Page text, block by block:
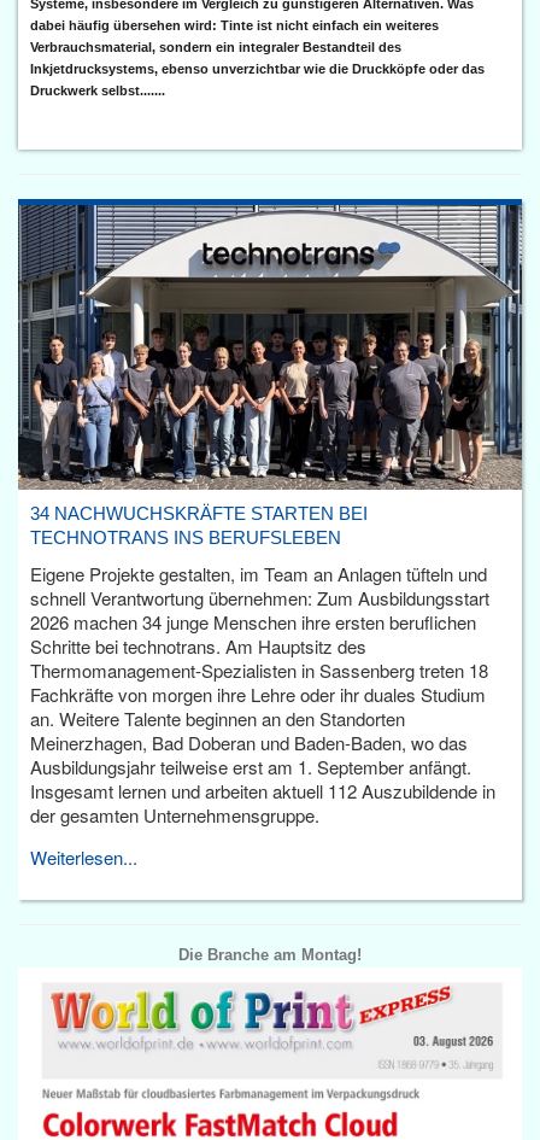
Systeme, insbesondere im Vergleich zu günstigeren Alternativen. Was
dabei häufig übersehen wird: Tinte ist nicht einfach ein weiteres
Verbrauchsmaterial, sondern ein integraler Bestandteil des
Inkjetdrucksystems, ebenso unverzichtbar wie die Druckköpfe oder das
Druckwerk selbst.......
34 NACHWUCHSKRÄFTE STARTEN BEI
TECHNOTRANS INS BERUFSLEBEN
Eigene Projekte gestalten, im Team an Anlagen tüfteln und
schnell Verantwortung übernehmen: Zum Ausbildungsstart
2026 machen 34 junge Menschen ihre ersten beruflichen
Schritte bei technotrans. Am Hauptsitz des
Thermomanagement-Spezialisten in Sassenberg treten 18
Fachkräfte von morgen ihre Lehre oder ihr duales Studium
an. Weitere Talente beginnen an den Standorten
Meinerzhagen, Bad Doberan und Baden-Baden, wo das
Ausbildungsjahr teilweise erst am 1. September anfängt.
Insgesamt lernen und arbeiten aktuell 112 Auszubildende in
der gesamten Unternehmensgruppe.
Weiterlesen...
Die Branche am Montag!